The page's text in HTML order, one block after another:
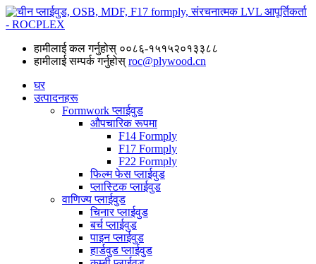
हामीलाई कल गर्नुहोस् ००८६-१५१५२०१३३८८
हामीलाई सम्पर्क गर्नुहोस् roc@plywood.cn
घर
उत्पादनहरू
Formwork प्लाईवुड
औपचारिक रूपमा
F14 Formply
F17 Formply
F22 Formply
फिल्म फेस प्लाईवुड
प्लास्टिक प्लाईवुड
वाणिज्य प्लाईवुड
चिनार प्लाईवुड
बर्च प्लाईवुड
पाइन प्लाईवुड
हार्डवुड प्लाईवुड